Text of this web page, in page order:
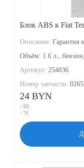
Блок ABS к Fiat
Описание: Гарантия
Объём: 1.6 л., бензин,
Артикул: 254836
Номер запчасти:
24 BYN
~$8
~7€